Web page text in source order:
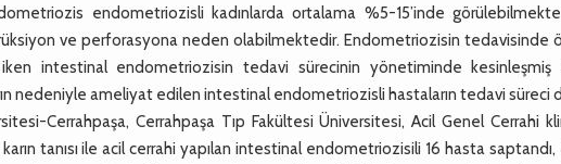
endometriozisli kadınlarda ortalama %5-15’inde
ve perforasyona neden olabilmektedir. Endometriozisin tedavisinde
intestinal endometriozisin tedavi sürecinin yönetiminde kesinleşmiş
nedeniyle ameliyat edilen intestinal endometriozisli hastaların tedavi süreci
Cerrahpaşa, Cerrahpaşa Tıp Fakültesi Üniversitesi, Acil Genel Cerrahi
tanısı ile acil cerrahi yapılan intestinal endometriozisili 16 hasta